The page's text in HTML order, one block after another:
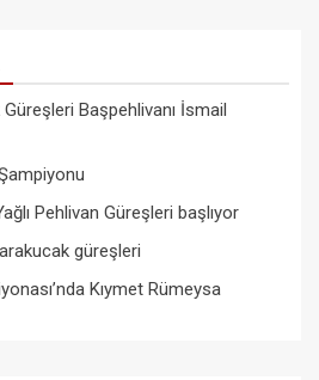
Başpehlivanı İsmail
Pehlivan Güreşleri başlıyor
güreşleri
Kıymet Rümeysa